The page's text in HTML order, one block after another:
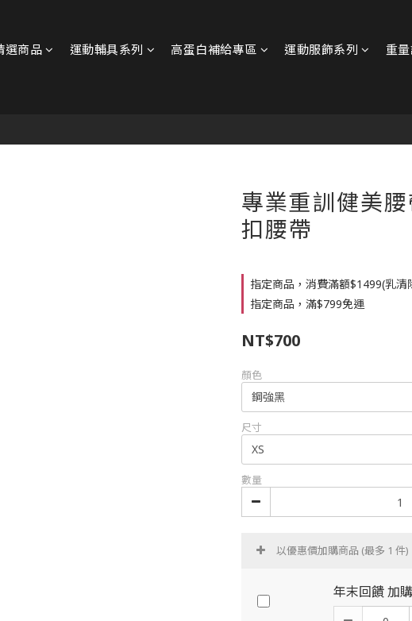
選商品 運動輔具系列 高蛋白補給專區 運動服飾系列 重
專業重訓健美
扣腰帶
指定商品，消費滿額$1499(乳清
指定商品，滿$799免運
NT$700
顏色
尺寸
數量
以優惠價加購商品 (最多 1 件)
年末回饋 加